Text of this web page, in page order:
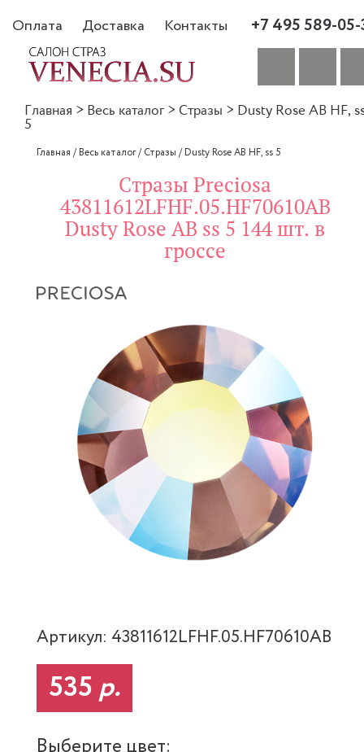
Оплата Доставка Контакты +7 495 589-
Главная > Весь каталог > Стразы > Dusty Rose AB HF,
5
Главная /Весь каталог/Стразы /Dusty Rose AB HF, ss 5
Стразы Preciosa
43811612LFHF.05.HF70610AB
Dusty Rose AB ss 5 144 шт. в
гроссе
Артикул: 43811612LFHF.05.HF70610AB
535 р.